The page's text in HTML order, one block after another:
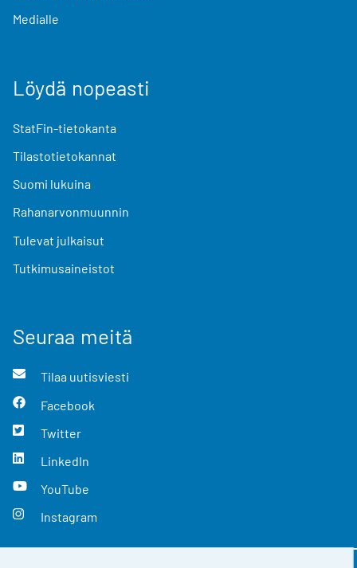
Medialle
Löydä nopeasti
StatFin-tietokanta
Tilastotietokannat
Suomi lukuina
Rahanarvonmuunnin
Tulevat julkaisut
Tutkimusaineistot
Seuraa meitä
Tilaa uutisviesti
Facebook
Twitter
LinkedIn
YouTube
Instagram